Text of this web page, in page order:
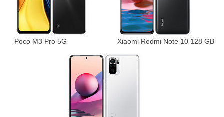
Poco M3 Pro 5G Xiaomi Redmi Note 10 128 GB